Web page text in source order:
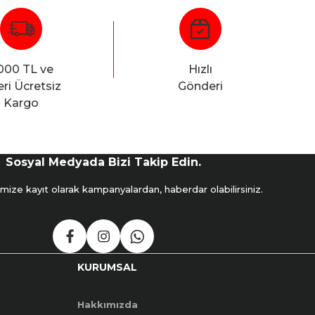
TL ve
Ücretsiz
Kargo
Hızlı
Gönderi
Sosyal Medyada Bizi Takip Edin.
kayıt olarak kampanyalardan, haberdar olabilirsiniz.
KURUMSAL
Hakkımızda